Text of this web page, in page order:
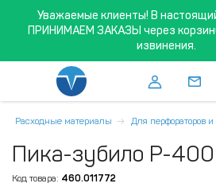
Уважаемые клиенты! В
ПРИНИМАЕМ ЗАКАЗЫ через
извинения.
Расходные материалы Для перфораторов
Пика-зубило P-400
Код товара: 460.011772